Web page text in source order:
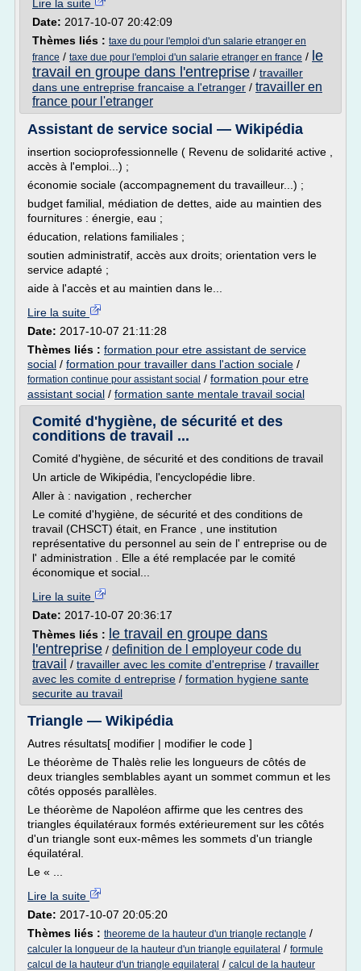
Lire la suite
Date: 2017-10-07 20:42:09
Thèmes liés : taxe du pour l'emploi d'un salarie etranger en
france / taxe due pour l'emploi d'un salarie etranger en france / le
travail en groupe dans l'entreprise / travailler
dans une entreprise francaise a l'etranger / travailler en
france pour l'etranger
Assistant de service social — Wikipédia
insertion socioprofessionnelle ( Revenu de solidarité active ,
accès à l'emploi...) ;
économie sociale (accompagnement du travailleur...) ;
budget familial, médiation de dettes, aide au maintien des
fournitures : énergie, eau ;
éducation, relations familiales ;
soutien administratif, accès aux droits; orientation vers le
service adapté ;
aide à l'accès et au maintien dans le...
Lire la suite
Date: 2017-10-07 21:11:28
Thèmes liés : formation pour etre assistant de service
social / formation pour travailler dans l'action sociale /
formation continue pour assistant social / formation pour etre
assistant social / formation sante mentale travail social
Comité d'hygiène, de sécurité et des
conditions de travail ...
Comité d'hygiène, de sécurité et des conditions de travail
Un article de Wikipédia, l'encyclopédie libre.
Aller à : navigation , rechercher
Le comité d'hygiène, de sécurité et des conditions de
travail (CHSCT) était, en France , une institution
représentative du personnel au sein de l' entreprise ou de
l' administration . Elle a été remplacée par le comité
économique et social...
Lire la suite
Date: 2017-10-07 20:36:17
Thèmes liés : le travail en groupe dans
l'entreprise / definition de l employeur code du
travail / travailler avec les comite d'entreprise / travailler
avec les comite d entreprise / formation hygiene sante
securite au travail
Triangle — Wikipédia
Autres résultats[ modifier | modifier le code ]
Le théorème de Thalès relie les longueurs de côtés de
deux triangles semblables ayant un sommet commun et les
côtés opposés parallèles.
Le théorème de Napoléon affirme que les centres des
triangles équilatéraux formés extérieurement sur les côtés
d'un triangle sont eux-mêmes les sommets d'un triangle
équilatéral.
Le « ...
Lire la suite
Date: 2017-10-07 20:05:20
Thèmes liés : theoreme de la hauteur d'un triangle rectangle /
calculer la longueur de la hauteur d'un triangle equilateral / formule
calcul de la hauteur d'un triangle equilateral / calcul de la hauteur